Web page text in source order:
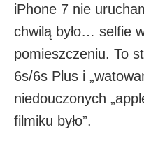
iPhone 7 nie
chwilą było… selfie
pomieszczeniu. To
6s/6s Plus i
niedouczonych
filmiku było”.